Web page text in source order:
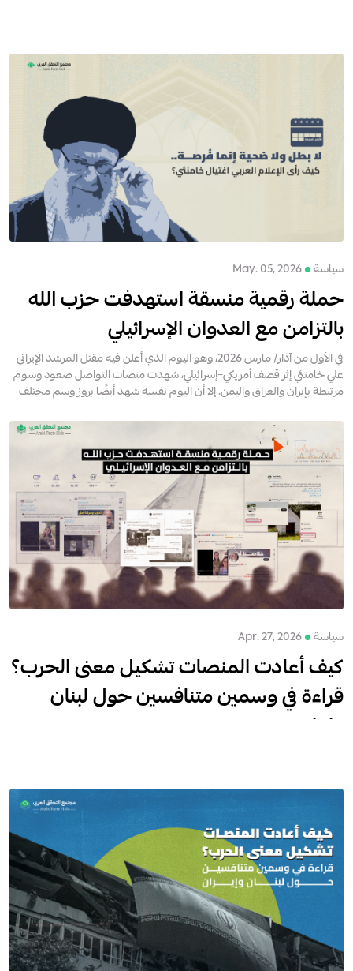
سياسة May. 05, 2026
حملة رقمية منسقة استهدفت حزب الله
بالتزامن مع العدوان الإسرائيلي
في الأول من آذار/ مارس 2026، وهو اليوم الذي أعلن فيه مقتل المرشد الإيراني
علي خامنئي إثر قصف أمريكي–إسرائيلي، شهدت منصات التواصل صعود وسوم
مرتبطة بإيران والعراق واليمن. إلا أن اليوم نفسه شهد أيضًا بروز وسم مختلف
سياسة Apr. 27, 2026
كيف أعادت المنصات تشكيل معنى الحرب؟
قراءة في وسمين متنافسين حول لبنان
وإيران